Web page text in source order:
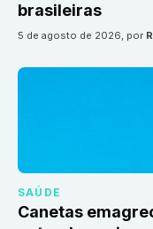
brasileiras
5 de agosto de 2026, por
SAÚDE
Canetas